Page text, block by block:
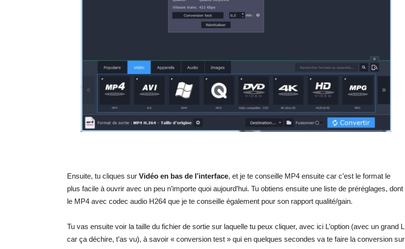
Ensuite, tu cliques sur Vidéo en bas de l’interface, et je te conseille MP4 ensuite car c’est le format le
plus facile à ouvrir avec un peu n’importe quoi aujourd’hui. Tu obtiens ensuite une liste de préréglages, dont
le MP4 avec codec audio H264 que je te conseille également pour son rapport qualité/gain.
Tu vas ensuite voir la taille du fichier de sortie sur laquelle tu peux cliquer, avec ici L’option (avec un grand L
car ça déchire, t’as vu), à savoir « conversion test » qui en quelques secondes va te faire la conversion sur